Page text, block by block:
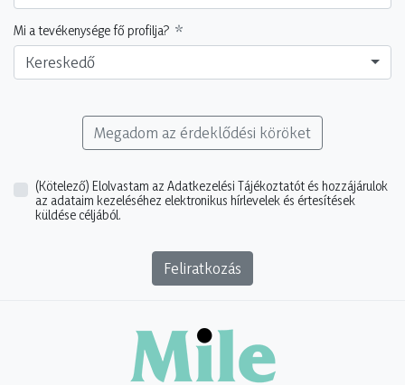
Mi a tevékenysége fő profilja?
Kereskedő
Megadom az érdeklődési köröket
(Kötelező) Elolvastam az Adatkezelési Tájékoztatót és hozzájárulok
az adataim kezeléséhez elektronikus hírlevelek és értesítések
küldése céljából.
Feliratkozás